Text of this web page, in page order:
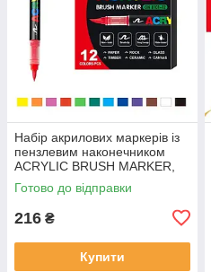
Набір акрилових маркерів із
пензлевим наконечником
ACRYLIC BRUSH MARKER,
12 кольорів, DMX-2025A-12
Готово до відправки
216 ₴
Купити